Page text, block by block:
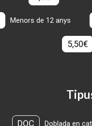
Menors de 12 anys
5,50€
DOC Doblada en